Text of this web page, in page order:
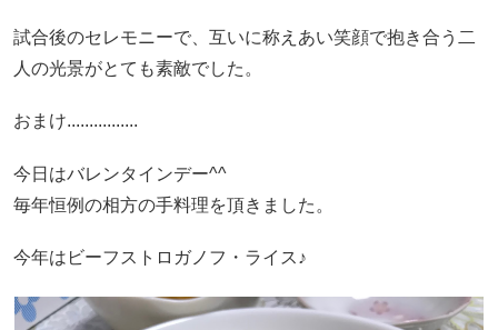
試合後のセレモニーで、互いに称えあい笑顔で抱き合う二
人の光景がとても素敵でした。
おまけ................
今日はバレンタインデー^^
毎年恒例の相方の手料理を頂きました。
今年はビーフストロガノフ・ライス♪